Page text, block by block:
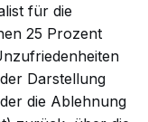
für die
25 Prozent
Darstellung
die Ablehnung